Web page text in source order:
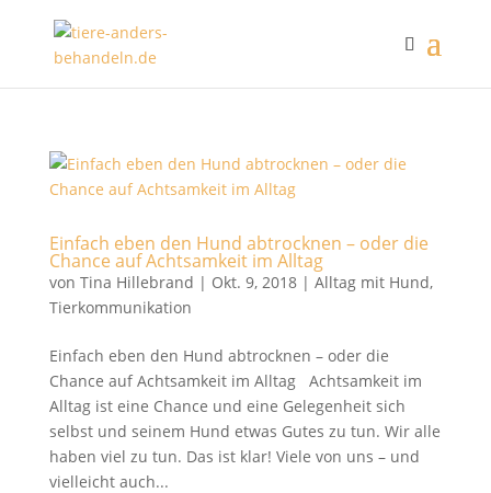
Einfach eben den Hund abtrocknen – oder die
Chance auf Achtsamkeit im Alltag
von Tina Hillebrand | Okt. 9, 2018| Alltag mit Hund,
Tierkommunikation
Einfach eben den Hund abtrocknen – oder die
Chance auf Achtsamkeit im Alltag Achtsamkeit im
Alltag ist eine Chance und eine Gelegenheit sich
selbst und seinem Hund etwas Gutes zu tun. Wir alle
haben viel zu tun. Das ist klar! Viele von uns – und
vielleicht auch...